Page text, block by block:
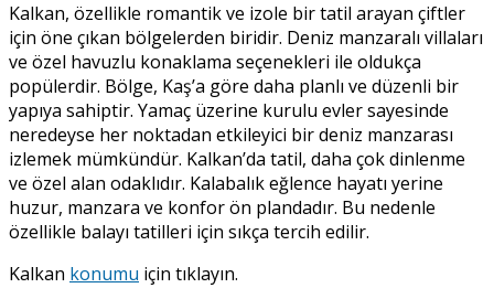
Kalkan, özellikle romantik ve izole bir tatil arayan çiftler
için öne çıkan bölgelerden biridir. Deniz manzaralı villaları
ve özel havuzlu konaklama seçenekleri ile oldukça
popülerdir. Bölge, Kaş’a göre daha planlı ve düzenli bir
yapıya sahiptir. Yamaç üzerine kurulu evler sayesinde
neredeyse her noktadan etkileyici bir deniz manzarası
izlemek mümkündür. Kalkan’da tatil, daha çok dinlenme
ve özel alan odaklıdır. Kalabalık eğlence hayatı yerine
huzur, manzara ve konfor ön plandadır. Bu nedenle
özellikle balayı tatilleri için sıkça tercih edilir.
Kalkan konumu için tıklayın.